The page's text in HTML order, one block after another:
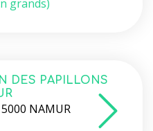
grands)
DES PAPILLONS
NAMUR